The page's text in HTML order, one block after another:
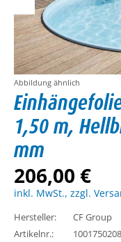
Abbildung ähnlich
1,50 m,
mm
206,00 €
inkl. MwSt., zzgl.
Hersteller:
CF Group
Artikelnr.: